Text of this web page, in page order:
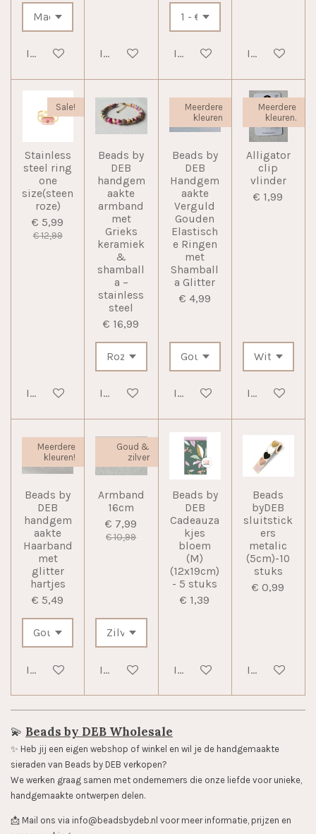
In winkelwagenIn winkelwagenIn winkelwagenIn
Sale!
Stainless
steel ring
one
size(steen
roze)
€ 5,99
€ 12,99
In winkelwagen
Beads by
DEB
handgem
aakte
armband
met
Grieks
keramiek
&
shamball
a –
stainless
steel
€ 16,99
In winkelwagen
Meerdere
kleuren
Beads by
DEB
Handgem
aakte
Verguld
Gouden
Elastisch
e Ringen
met
Shamball
a Glitter
€ 4,99
In winkelwagen
Meerdere
kleuren.
Alligator
clip
vlinder
€ 1,99
In
Meerdere
kleuren!
Beads by
DEB
handgem
aakte
Haarband
met
glitter
hartjes
€ 5,49
In winkelwagen
Goud &
zilver
Armband
16cm
€ 7,99
€ 10,99
In winkelwagen
Beads by
DEB
Cadeauza
kjes
bloem
(M)
(12x19cm)
- 5 stuks
€ 1,39
In winkelwagen
Beads
byDEB
sluitstick
ers
metalic
(5cm)-10
stuks
€ 0,99
In
💫 Beads by DEB Wholesale
✨️ Heb jij een eigen webshop of winkel en wil je de handgemaakte
sieraden van Beads by DEB verkopen?
We werken graag samen met ondernemers die onze liefde voor unieke,
handgemaakte ontwerpen delen.
📩 Mail ons via info@beadsbydeb.nl voor meer informatie, prijzen en